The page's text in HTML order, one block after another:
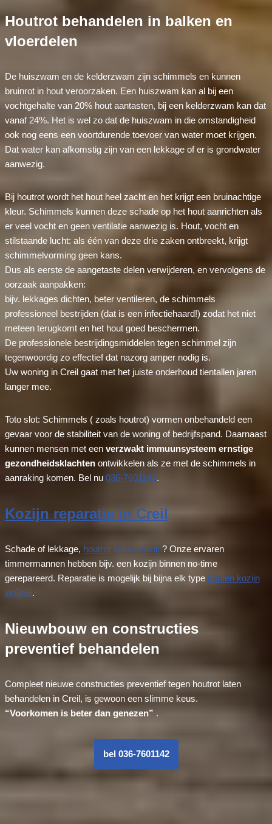
Houtrot behandelen in balken en
vloerdelen
De huiszwam en de kelderzwam zijn schimmels en kunnen
bruinrot in hout veroorzaken. Een huiszwam kan al bij een
vochtgehalte van 20% hout aantasten, bij een kelderzwam kan dat
vanaf 24%. Het is wel zo dat de huiszwam in die omstandigheid
ook nog eens een voortdurende toevoer van water moet krijgen.
Dat water kan afkomstig zijn van een lekkage of er is grondwater
aanwezig.
Bij houtrot wordt het hout heel zacht en het krijgt een bruinachtige
kleur. Schimmels kunnen deze schade op het hout aanrichten als
er veel vocht en geen ventilatie aanwezig is. Hout, vocht en
stilstaande lucht: als één van deze drie zaken ontbreekt, krijgt
schimmelvorming geen kans.
Dus als eerste de aangetaste delen verwijderen, en vervolgens de
oorzaak aanpakken:
bijv. lekkages dichten, beter ventileren, de schimmels
professioneel bestrijden (dat is een infectiehaard!) zodat het niet
meteen terugkomt en het hout goed beschermen.
De professionele bestrijdingsmiddelen tegen schimmel zijn
tegenwoordig zo effectief dat nazorg amper nodig is.
Uw woning in Creil gaat met het juiste onderhoud tientallen jaren
langer mee.
Toto slot: Schimmels ( zoals houtrot) vormen onbehandeld een
gevaar voor de stabiliteit van de woning of bedrijfspand. Daarnaast
kunnen mensen met een verzwakt immuunsysteem ernstige
gezondheidsklachten ontwikkelen als ze met de schimmels in
aanraking komen. Bel nu 036-7601142.
Kozijn reparatie in Creil
Schade of lekkage, houtrot in een kozijn? Onze ervaren
timmermannen hebben bijv. een kozijn binnen no-time
gerepareerd. Reparatie is mogelijk bij bijna elk type houten kozijn
in Creil.
Nieuwbouw en constructies
preventief behandelen
Compleet nieuwe constructies preventief tegen houtrot laten
behandelen in Creil, is gewoon een slimme keus.
“Voorkomen is beter dan genezen” .
bel 036-7601142